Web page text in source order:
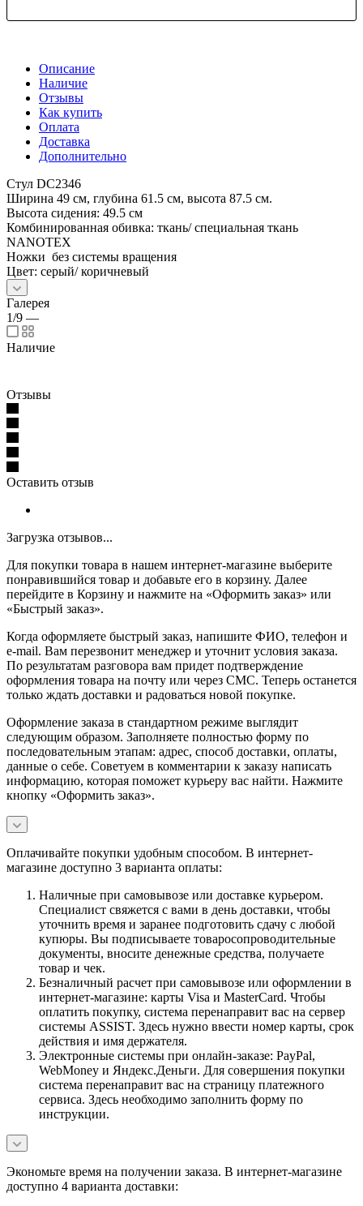
Описание
Наличие
Отзывы
Как купить
Оплата
Доставка
Дополнительно
Стул DC2346
Ширина 49 см, глубина 61.5 см, высота 87.5 см.
Высота сидения: 49.5 см
Комбинированная обивка: ткань/ специальная ткань
NANOTEX
Ножки без системы вращения
Цвет: серый/ коричневый
Галерея
1/9 —
Наличие
Отзывы
Оставить отзыв
Загрузка отзывов...
Для покупки товара в нашем интернет-магазине выберите
понравившийся товар и добавьте его в корзину. Далее
перейдите в Корзину и нажмите на «Оформить заказ» или
«Быстрый заказ».
Когда оформляете быстрый заказ, напишите ФИО, телефон и
e-mail. Вам перезвонит менеджер и уточнит условия заказа.
По результатам разговора вам придет подтверждение
оформления товара на почту или через СМС. Теперь останется
только ждать доставки и радоваться новой покупке.
Оформление заказа в стандартном режиме выглядит
следующим образом. Заполняете полностью форму по
последовательным этапам: адрес, способ доставки, оплаты,
данные о себе. Советуем в комментарии к заказу написать
информацию, которая поможет курьеру вас найти. Нажмите
кнопку «Оформить заказ».
Оплачивайте покупки удобным способом. В интернет-
магазине доступно 3 варианта оплаты:
Наличные при самовывозе или доставке курьером.
Специалист свяжется с вами в день доставки, чтобы
уточнить время и заранее подготовить сдачу с любой
купюры. Вы подписываете товаросопроводительные
документы, вносите денежные средства, получаете
товар и чек.
Безналичный расчет при самовывозе или оформлении в
интернет-магазине: карты Visa и MasterCard. Чтобы
оплатить покупку, система перенаправит вас на сервер
системы ASSIST. Здесь нужно ввести номер карты, срок
действия и имя держателя.
Электронные системы при онлайн-заказе: PayPal,
WebMoney и Яндекс.Деньги. Для совершения покупки
система перенаправит вас на страницу платежного
сервиса. Здесь необходимо заполнить форму по
инструкции.
Экономьте время на получении заказа. В интернет-магазине
доступно 4 варианта доставки: